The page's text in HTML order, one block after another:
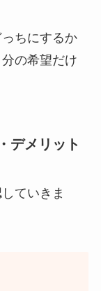
ちにするか
の希望だけ
デメリット
ていきま